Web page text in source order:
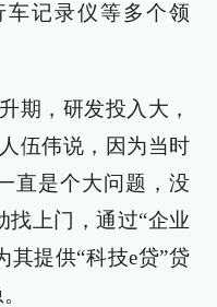
记录仪等多个领
期，研发投入大，
伍伟说，因为当时
直是个大问题，没
找上门，通过“企业
其提供“科技e贷”贷